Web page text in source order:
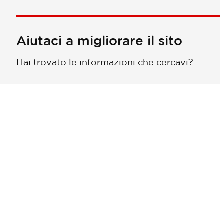
Aiutaci a migliorare il sito
Hai trovato le informazioni che cercavi?